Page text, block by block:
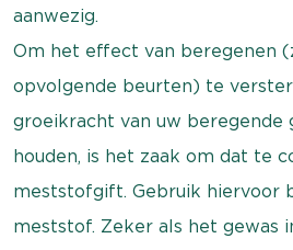
aanwezig.
Om het effect van beregenen
opvolgende beurten) te
groeikracht van uw beregende
houden, is het zaak om dat te
meststofgift. Gebruik hiervoor
meststof. Zeker als het gewas